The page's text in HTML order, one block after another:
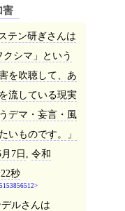
害
テン研ぎさんは
シマ」という
を吹聴して、あ
流している現実
デマ・妄言・風
いものです。」
7日
令和
秒
ルさんは